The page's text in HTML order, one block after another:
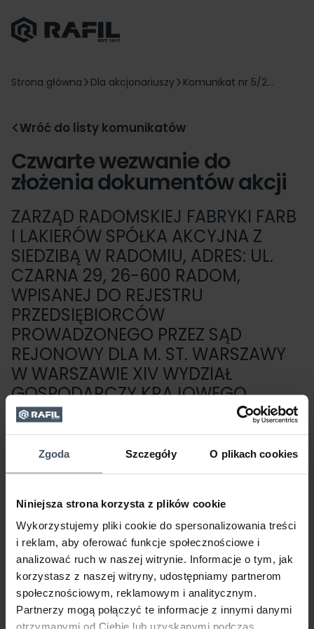
Zgoda Szczegóły O plikach cookies
Niniejsza strona korzysta z plików cookie
Wykorzystujemy pliki cookie do spersonalizowania treści
i reklam, aby oferować funkcje społecznościowe i
analizować ruch w naszej witrynie. Informacje o tym, jak
korzystasz z naszej witryny, udostępniamy partnerom
społecznościowym, reklamowym i analitycznym.
Partnerzy mogą połączyć te informacje z innymi danymi
otrzymanymi od Ciebie lub uzyskanymi podczas
Strona główna Dla akcjonariuszy Komunikat nr 5/2...
Wróć do listy komunikatów
Czwarte wezwanie do
złożenia dokumentów akcji
ZARZĄD RADOMSKIEJ FABRYKI FARB
I LAKIERÓW SPÓŁKA AKCYJNA Z
SIEDZIBĄ W RADOMIU, ADRES: UL.
CZARNA 29, 26-600 RADOM,
WPISANEJ DO REJESTRU
PRZEDSIĘBIORCÓW
PROWADZONEGO PRZEZ SĄD
REJONOWY DLA M. ST. WARSZAWY
W WARSZAWIE XIV WYDZIAŁ
GOSPODARCZY KRAJOWEGO
REJESTRU SĄDOWEGO POD
„SPÓŁKA”), NA PODSTAWIE ART.16
USTAWY Z DNIA 30 SIERPNIA 2019 R.
SPÓŁEK HANDLOWYCH ORAZ
NIEKTÓRYCH INNYCH USTAW (DZ.U.
Z 2019 R. POZ. 1798) NINIEJSZYM
WZYWA WSZYSTKICH
AKCJONARIUSZY SPÓŁKI DO
ZŁOŻENIA POSIADANYCH